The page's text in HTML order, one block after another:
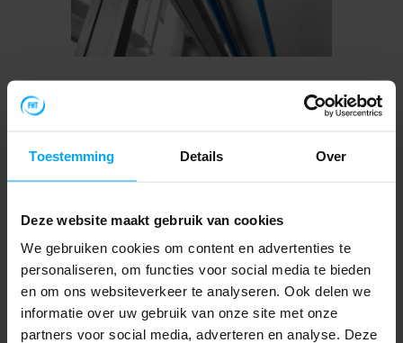
Toestemming Details Over
Deze website maakt gebruik van cookies
We gebruiken cookies om content en advertenties te
personaliseren, om functies voor social media te bieden
en om ons websiteverkeer te analyseren. Ook delen we
informatie over uw gebruik van onze site met onze
partners voor social media, adverteren en analyse. Deze
AIRCOM Classic kunststof
PVR persluchtleidingsystemen van AIRCOM zijn
slagvast/ schokbestendig, hebben een lage
luchtweerstand en zijn lichtgewicht en
vlamvertragend. Het materiaal dat voor het AIRCOM
Classic-systeem wordt gebruikt is een zeer slechte
warmtegeleider. Hierdoor neemt de condensvorming
in de leidingen sterk af.